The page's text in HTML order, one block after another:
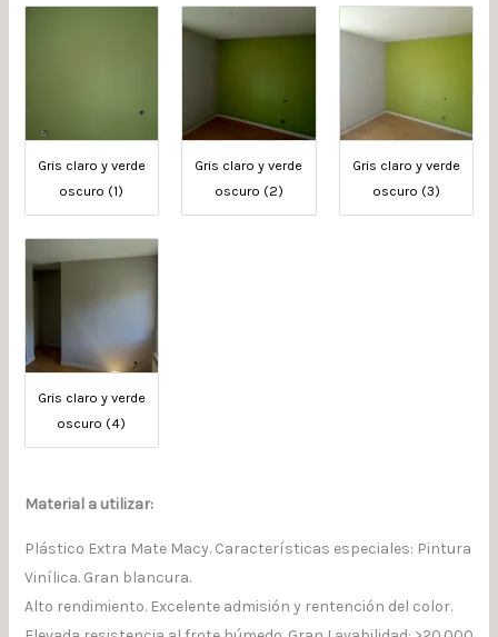
Gris claro y verde
oscuro (1)
Gris claro y verde
oscuro (2)
Gris claro y verde
oscuro (3)
Gris claro y verde
oscuro (4)
Material a utilizar:
Plástico Extra Mate Macy. Características especiales: Pintura
Vinílica. Gran blancura.
Alto rendimiento. Excelente admisión y rentención del color.